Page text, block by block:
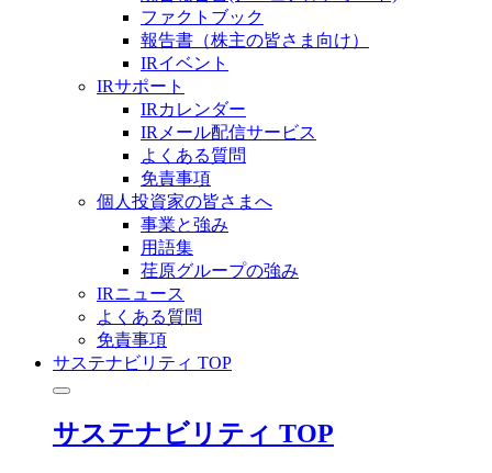
ファクトブック
報告書（株主の皆さま向け）
IRイベント
IRサポート
IRカレンダー
IRメール配信サービス
よくある質問
免責事項
個人投資家の皆さまへ
事業と強み
用語集
荏原グループの強み
IRニュース
よくある質問
免責事項
サステナビリティ TOP
サステナビリティ TOP